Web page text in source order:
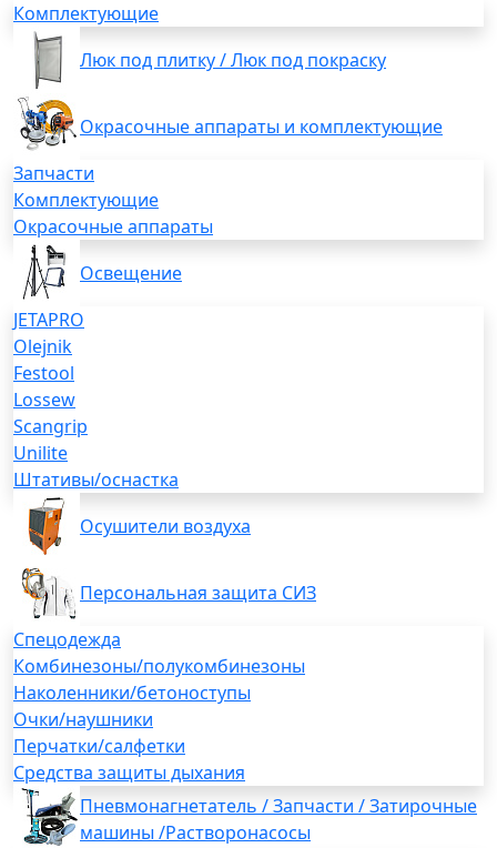
Комплектующие
Люк под плитку / Люк под покраску
Окрасочные аппараты и комплектующие
Запчасти
Комплектующие
Окрасочные аппараты
Освещение
JETAPRO
Olejnik
Festool
Lossew
Scangrip
Unilite
Штативы/оснастка
Осушители воздуха
Персональная защита СИЗ
Спецодежда
Комбинезоны/полукомбинезоны
Наколенники/бетоноступы
Очки/наушники
Перчатки/салфетки
Средства защиты дыхания
Пневмонагнетатель / Запчасти / Затирочные
машины /Растворонасосы